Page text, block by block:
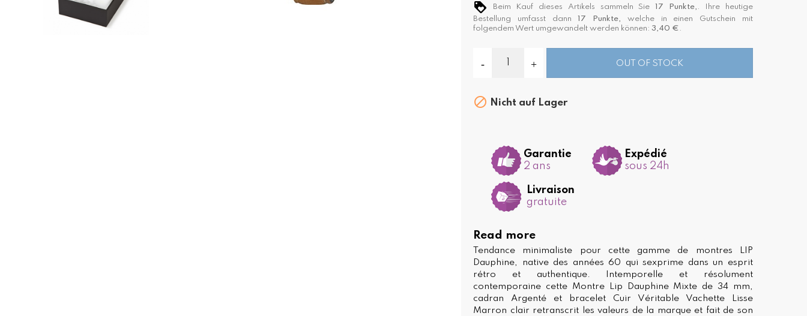
Beim Kauf dieses Artikels sammeln Sie 17 Punkte, . Ihre heutige
Bestellung umfasst dann17 Punkte, welche in einen Gutschein mit
folgendem Wert umgewandelt werden können: 3,40 € .
OUT OF STOCK
 Nicht auf Lager
Garantie
2 ans
Expédié
sous 24h
Livraison
gratuite
Read more
Tendance minimaliste pour cette gamme de montres LIP
Dauphine, native des années 60 qui sexprime dans un esprit
rétro et authentique. Intemporelle et résolument
contemporaine cette Montre Lip Dauphine Mixte de 34 mm,
cadran Argenté et bracelet Cuir Véritable Vachette Lisse
Marron clair retranscrit les valeurs de la marque et fait de son